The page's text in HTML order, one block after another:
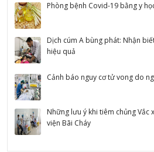
Phòng bệnh Covid-19 bằng y
Dịch cúm A bùng phát: Nhận
hiệu quả
Cảnh báo nguy cơ tử vong do
Những lưu ý khi tiêm chủng Vắc
viện Bãi Cháy